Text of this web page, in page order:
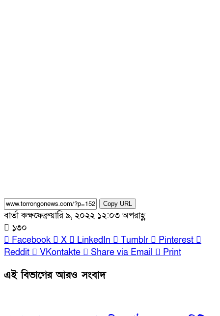
Copy URL
বার্তা কক্ষফেব্রুয়ারি ৯, ২০২২ ১২:০৩ অপরাহ্ণ
১৩০
Facebook
X LinkedIn Tumblr
Pinterest
Reddit
VKontakte Share via Email Print
এই বিভাগের আরও সংবাদ